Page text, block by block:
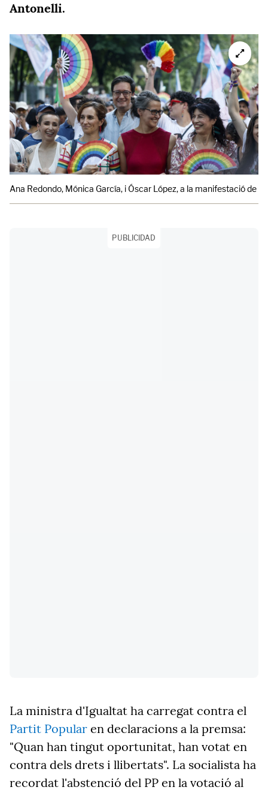
Antonelli.
Ana Redondo, Mónica García, i Óscar López, a la manifestació de
PUBLICIDAD
La ministra d'Igualtat ha carregat contra el
Partit Popular en declaracions a la premsa:
"Quan han tingut oportunitat, han votat en
contra dels drets i llibertats". La socialista ha
recordat l'abstenció del PP en la votació al